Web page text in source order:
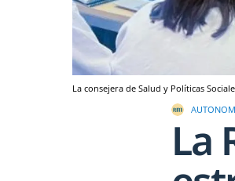
La consejera de Salud y Políticas
La